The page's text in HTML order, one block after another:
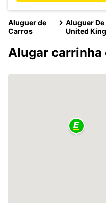
Aluguer de
Carros
Aluguer
United
Alugar carrinha